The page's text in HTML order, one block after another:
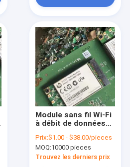
Module sans fil Wi-Fi
à débit de données
d'antenne inconnu
Prix:$1.00 - $38.00/pieces
MOQ:10000 pieces
Trouvez les derniers prix